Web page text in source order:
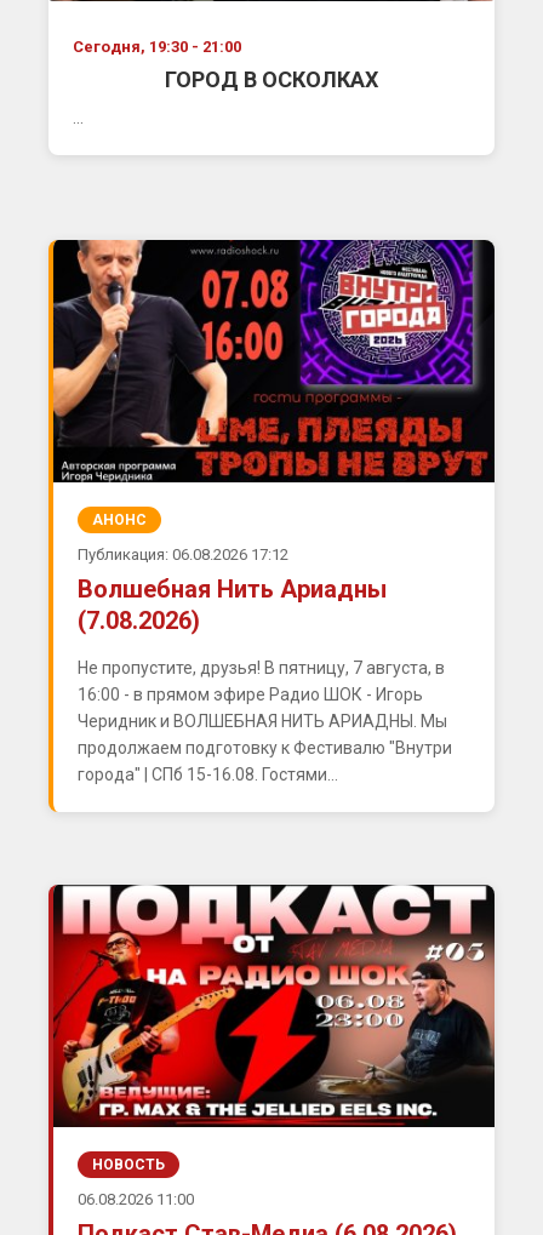
Сегодня, 19:30 - 21:00
ГОРОД В ОСКОЛКАХ
АНОНС
Публикация: 06.08.2026 17:12
Волшебная Нить Ариадны
(7.08.2026)
Не пропустите, друзья! В пятницу, 7 августа, в
16:00 - в прямом эфире Радио ШОК - Игорь
Черидник и ВОЛШЕБНАЯ НИТЬ АРИАДНЫ. Мы
продолжаем подготовку к Фестивалю "Внутри
города" | СПб 15-16.08. Гостями...
НОВОСТЬ
06.08.2026 11:00